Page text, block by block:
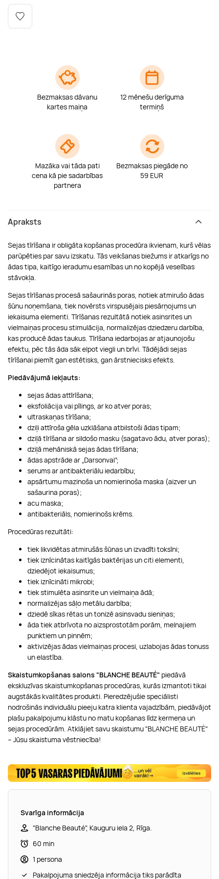
Piedzīvojumu parki
Ausu caurduršana
Procedūras vīriešiem
Bezmaksas dāvanu
kartes maiņa
12 mēnešu derīguma
termiņš
Mazāka vai tāda pati
cena kā pie sadarbības
partnera
Bezmaksas piegāde no
59 EUR
Apraksts
Sejas tīrīšana ir obligāta kopšanas procedūra ikvienam, kurš vēlas
parūpēties par savu izskatu. Tās veikšanas biežums ir atkarīgs no
ādas tipa, kaitīgo ieradumu esamības un no kopējā veselības
stāvokļa.
Sejas tīrīšanas procesā sašaurinās poras, notiek atmirušo ādas
šūnu noņemšana, tiek novērsts virspusējais piesārņojums un
iekaisuma elementi. Tīrīšanas rezultātā notiek asinsrites un
vielmaiņas procesu stimulācija, normalizējas dziedzeru darbība,
kas producē ādas taukus. Tīrīšana iedarbojas ar atjaunojošu
efektu, pēc tās āda sāk elpot viegli un brīvi. Tādējādi sejas
tīrīšanai piemīt gan estētisks, gan ārstniecisks efekts.
Piedāvājumā iekļauts:
sejas ādas attīrīšana;
eksfoliācija vai pīlings, ar ko atver poras;
ultraskaņas tīrīšana;
dziļi attīroša gēla uzklāšana atbilstoši ādas tipam;
dziļā tīrīšana ar sildošo masku (sagatavo ādu, atver poras);
dziļā mehāniskā sejas ādas tīrīšana;
ādas apstrāde ar „Darsonval”;
serums ar antibakteriālu iedarbību;
apsārtumu mazinoša un nomierinoša maska (aizver un
sašaurina poras);
acu maska;
antibakteriāls, nomierinošs krēms.
Procedūras rezultāti:
tiek likvidētas atmirušās šūnas un izvadīti toksīni;
tiek iznīcinātas kaitīgās baktērijas un citi elementi,
dziedējot iekaisumus;
tiek iznīcināti mikrobi;
tiek stimulēta asinsrite un vielmaiņa ādā;
normalizējas sāļo metālu darbība;
dziedē sīkas rētas un tonizē asinsvadu sieniņas;
āda tiek atbrīvota no aizsprostotām porām, melnajiem
punktiem un pinnēm;
aktivizējas ādas vielmaiņas procesi, uzlabojas ādas tonuss
un elastība.
Skaistumkopšanas salons "BLANCHE BEAUTÉ" piedāvā
ekskluzīvas skaistumkopšanas procedūras, kurās izmantoti tikai
augstākās kvalitātes produkti. Pieredzējušie speciālisti
nodrošinās individuālu pieeju katra klienta vajadzībām, piedāvājot
plašu pakalpojumu klāstu no matu kopšanas līdz ķermeņa un
sejas procedūrām. Atklājiet savu skaistumu "BLANCHE BEAUTÉ"
– Jūsu skaistuma vēstniecība!
Svarīga informācija
"Blanche Beauté", Kauguru iela 2, Rīga.
60 min
1 persona
Pakalpojuma sniedzēja informācija tiks parādīta